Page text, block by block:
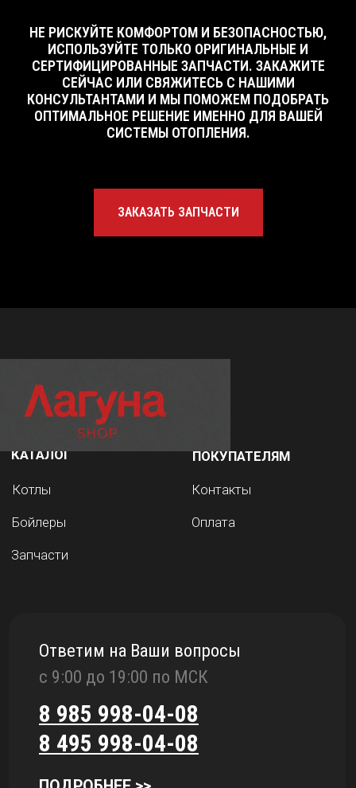
НЕ РИСКУЙТЕ КОМФОРТОМ И БЕЗОПАСНОСТЬЮ,
ИСПОЛЬЗУЙТЕ ТОЛЬКО ОРИГИНАЛЬНЫЕ И
СЕРТИФИЦИРОВАННЫЕ ЗАПЧАСТИ. ЗАКАЖИТЕ
СЕЙЧАС ИЛИ СВЯЖИТЕСЬ С НАШИМИ
КОНСУЛЬТАНТАМИ И МЫ ПОМОЖЕМ ПОДОБРАТЬ
ОПТИМАЛЬНОЕ РЕШЕНИЕ ИМЕННО ДЛЯ ВАШЕЙ
СИСТЕМЫ ОТОПЛЕНИЯ.
ЗАКАЗАТЬ ЗАПЧАСТИ
Контакты
ПОКУПАТЕЛЯМ
Оплата
Запчасти
Котлы
КАТАЛОГ